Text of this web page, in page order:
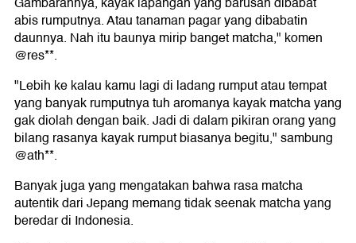
abis rumputnya. Atau tanaman pagar yang dibabatin
daunnya. Nah itu baunya mirip banget matcha," komen
@res**.
"Lebih ke kalau kamu lagi di ladang rumput atau tempat
yang banyak rumputnya tuh aromanya kayak matcha yang
gak diolah dengan baik. Jadi di dalam pikiran orang yang
bilang rasanya kayak rumput biasanya begitu," sambung
@ath**.
Banyak juga yang mengatakan bahwa rasa matcha
autentik dari Jepang memang tidak seenak matcha yang
beredar di Indonesia.